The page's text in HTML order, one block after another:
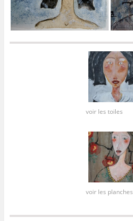
voir les toiles
voir les planches